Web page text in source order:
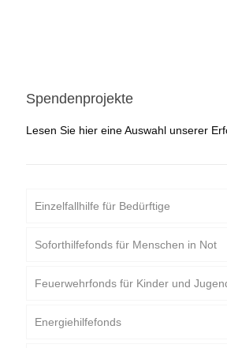
Spendenprojekte
Lesen Sie hier eine Auswahl unserer
Einzelfallhilfe für Bedürftige
Soforthilfefonds für Menschen in Not
Feuerwehrfonds für Kinder und
Energiehilfefonds